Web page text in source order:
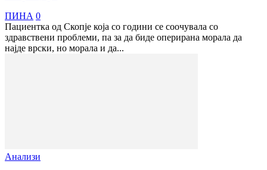
ПИНА 0
Пациентка од Скопје која со години се соочувала со
здравствени проблеми, па за да биде оперирана морала да
најде врски, но морала и да...
Анализи